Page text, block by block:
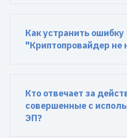
Как устранить ошибку
"Криптопровайдер не
Кто отвечает за
совершенные с
ЭП?